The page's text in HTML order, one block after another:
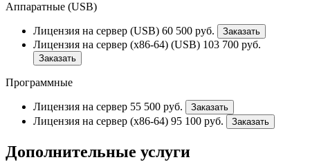
Аппаратные (USB)
Лицензия на сервер (USB) 60 500 руб. Заказать
Лицензия на сервер (x86-64) (USB) 103 700 руб.
Заказать
Программные
Лицензия на сервер 55 500 руб. Заказать
Лицензия на сервер (x86-64) 95 100 руб. Заказать
Дополнительные услуги